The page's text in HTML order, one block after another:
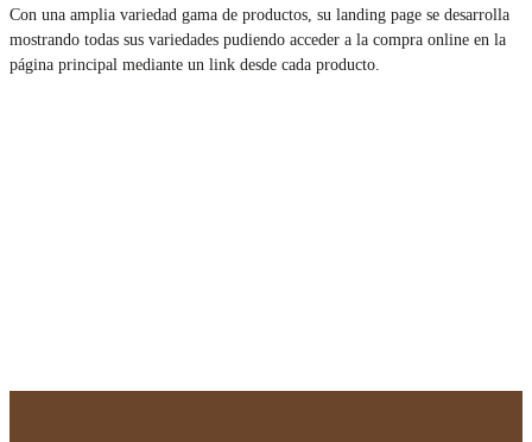
Con una amplia variedad gama de productos, su landing page se desarrolla
mostrando todas sus variedades pudiendo acceder a la compra online en la
página principal mediante un link desde cada producto.